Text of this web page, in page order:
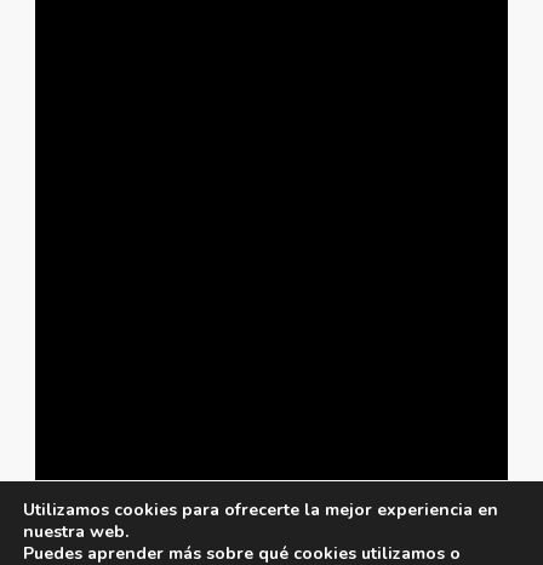
Utilizamos cookies para ofrecerte la mejor experiencia en
nuestra web.
Puedes aprender más sobre qué cookies utilizamos o